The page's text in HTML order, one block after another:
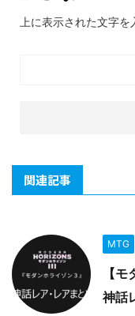
上に表示された文字を
関連記事
MTG
【
神話